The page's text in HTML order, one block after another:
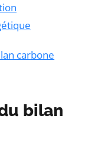
carbone
bilan